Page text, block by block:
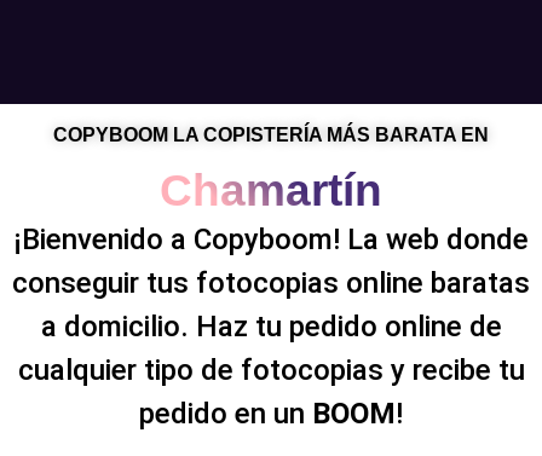
COPYBOOM LA COPISTERÍA MÁS BARATA EN
Chamartín
¡Bienvenido a Copyboom! La web donde
conseguir tus fotocopias online baratas
a domicilio. Haz tu pedido online de
cualquier tipo de fotocopias y recibe tu
pedido en un BOOM!